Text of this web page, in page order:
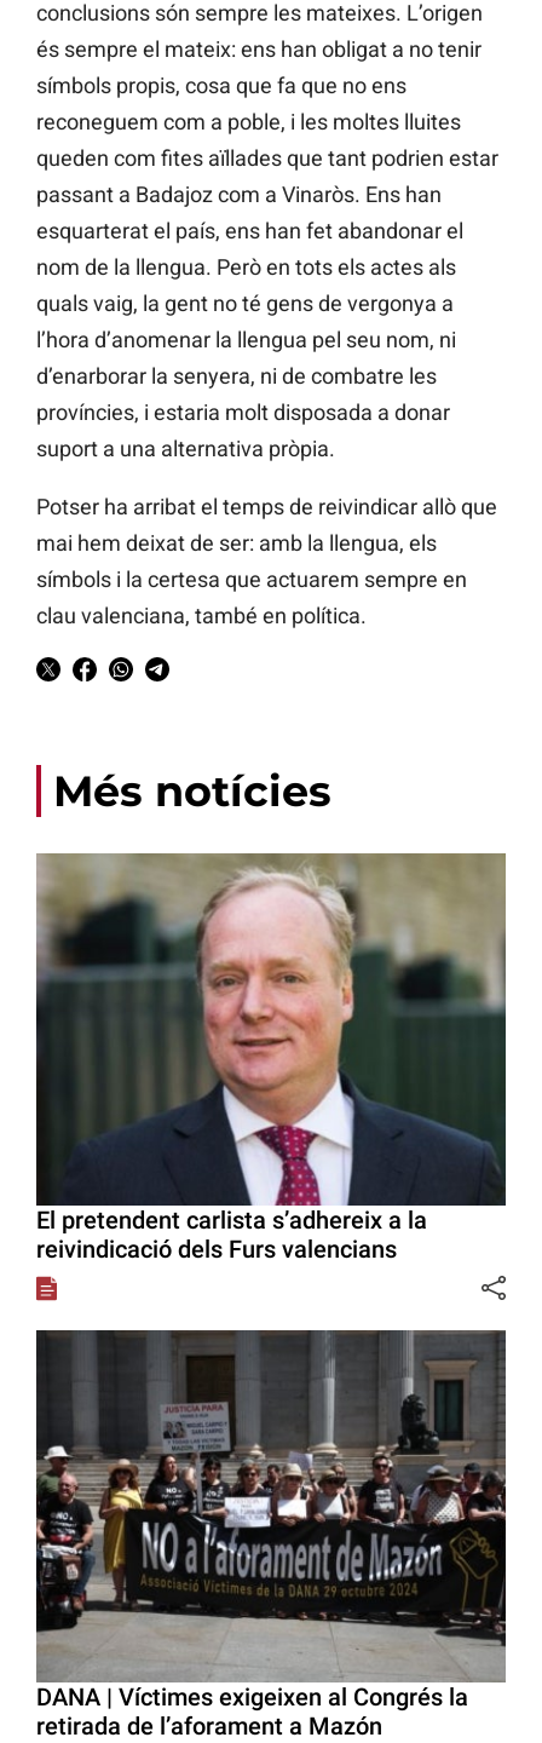
conclusions són sempre les mateixes. L’origen
és sempre el mateix: ens han obligat a no tenir
símbols propis, cosa que fa que no ens
reconeguem com a poble, i les moltes lluites
queden com fites aïllades que tant podrien estar
passant a Badajoz com a Vinaròs. Ens han
esquarterat el país, ens han fet abandonar el
nom de la llengua. Però en tots els actes als
quals vaig, la gent no té gens de vergonya a
l’hora d’anomenar la llengua pel seu nom, ni
d’enarborar la senyera, ni de combatre les
províncies, i estaria molt disposada a donar
suport a una alternativa pròpia.
Potser ha arribat el temps de reivindicar allò que
mai hem deixat de ser: amb la llengua, els
símbols i la certesa que actuarem sempre en
clau valenciana, també en política.
Més notícies
El pretendent carlista s’adhereix a la
reivindicació dels Furs valencians
DANA | Víctimes exigeixen al Congrés la
retirada de l’aforament a Mazón